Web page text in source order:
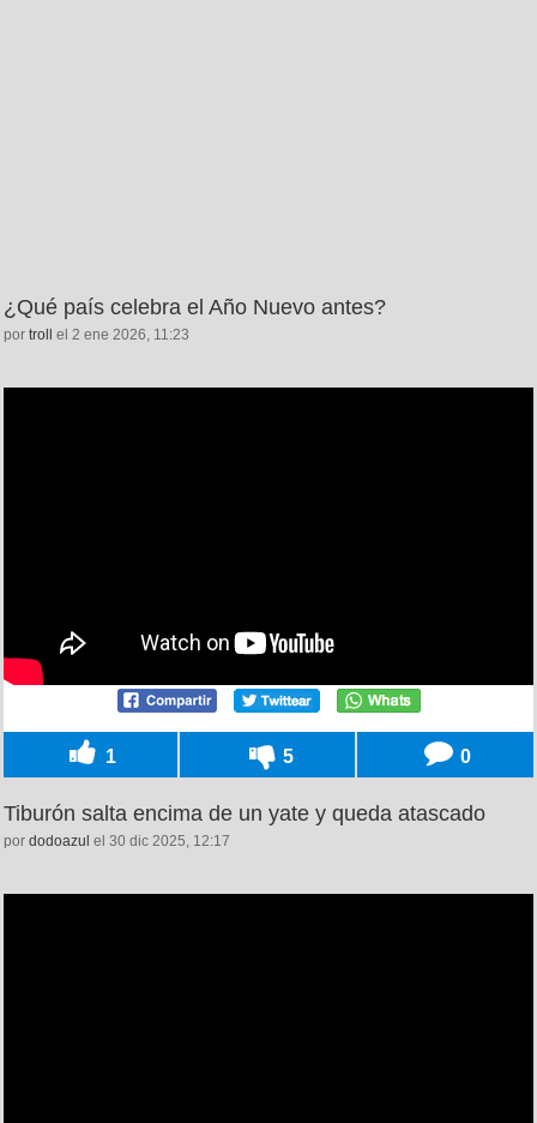
¿Qué país celebra el Año Nuevo antes?
por troll el 2 ene 2026, 11:23
1 5 0
Tiburón salta encima de un yate y queda atascado
por dodoazul el 30 dic 2025, 12:17